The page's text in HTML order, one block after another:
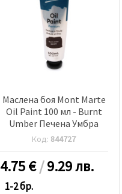
Маслена боя Mont Marte
Oil Paint 100 мл - Burnt
Umber Печена Умбра
Код: 844727
4.75€/9.29 лв.
1-2 бр.